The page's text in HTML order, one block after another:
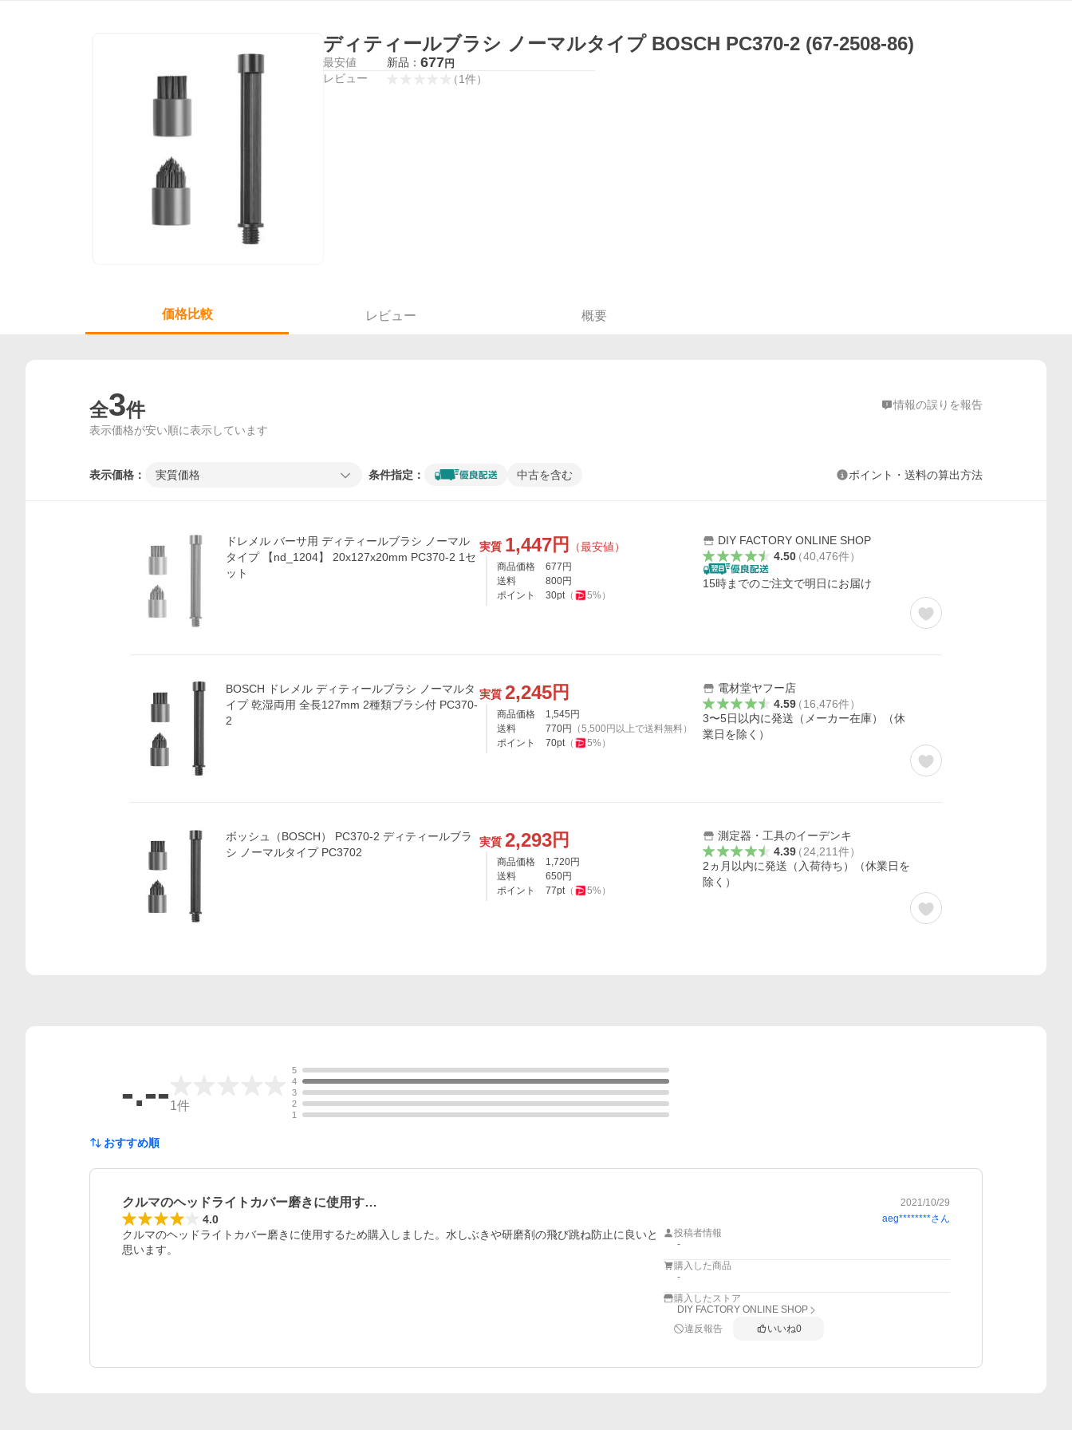
ディティールブラシ ノーマルタイプ BOSCH PC370-2 (67-2508-86)
最安値 新品： 677円
レビュー （1件）
価格比較 レビュー 概要
全3件 情報の誤りを報告
表示価格が安い順に表示しています
表示価格： 実質価格 条件指定： 中古を含む ポイント・送料の算出方法
ドレメル バーサ用 ディティールブラシ ノーマル
タイプ 【nd_1204】 20x127x20mm PC370-2 1セ
ット
実質 1,447円 （最安値）
商品価格 677 円
送料
800円
ポイント
30pt（ 5%）
DIY FACTORY ONLINE SHOP
4.50（40,476件）
15時までのご注文で明日にお届け
BOSCH ドレメル ディティールブラシ ノーマルタ
イプ 乾湿両用 全長127mm 2種類ブラシ付 PC370-
2
実質 2,245円
商品価格 1,545 円
送料
770円 （5,500 円以上で送料無料）
ポイント
70pt（ 5%）
電材堂ヤフー店
4.59（16,476件）
3〜5日以内に発送（メーカー在庫）（休
業日を除く）
ボッシュ（BOSCH） PC370-2 ディティールブラ
シ ノーマルタイプ PC3702
実質 2,293円
商品価格 1,720円
送料
650円
ポイント
77pt（ 5%）
測定器・工具のイーデンキ
4.39（24,211件）
2ヵ月以内に発送（入荷待ち）（休業日を
除く）
-.--1件
5
4
3
2
1
おすすめ順
クルマのヘッドライトカバー磨きに使用す… 2021/10/29
4.0 aeg********さん
クルマのヘッドライトカバー磨きに使用するため購入しました。水しぶきや研磨剤の飛び跳ね防止に良いと
思います。
投稿者情報
-
購入した商品
-
購入したストア
DIY FACTORY ONLINE SHOP
違反報告
いいね0